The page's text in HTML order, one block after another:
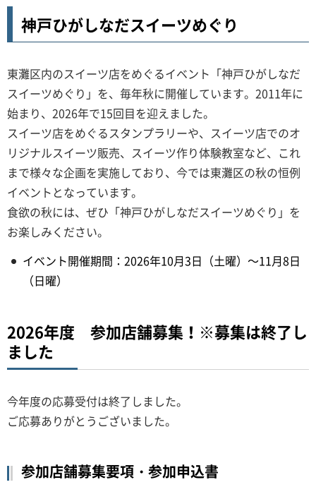
神戸ひがしなだスイーツめぐり
東灘区内のスイーツ店をめぐるイベント「神戸ひがしなだ
スイーツめぐり」を、毎年秋に開催しています。2011年に
始まり、2026年で15回目を迎えました。
スイーツ店をめぐるスタンプラリーや、スイーツ店でのオ
リジナルスイーツ販売、スイーツ作り体験教室など、これ
まで様々な企画を実施しており、今では東灘区の秋の恒例
イベントとなっています。
食欲の秋には、ぜひ「神戸ひがしなだスイーツめぐり」を
お楽しみください。
イベント開催期間：2026年10月3日（土曜）～11月8日
（日曜）
2026年度 参加店舗募集！※募集は終了し
ました
今年度の応募受付は終了しました。
ご応募ありがとうございました。
参加店舗募集要項・参加申込書